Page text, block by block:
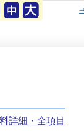
詳細・全項目